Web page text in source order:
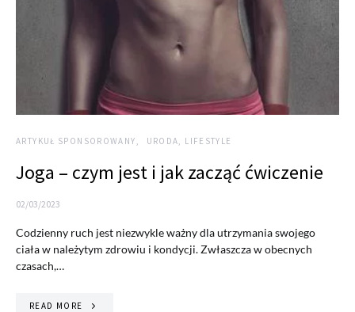
ARTYKUŁ SPONSOROWANY URODA, LIFESTYLE
Joga – czym jest i jak zacząć ćwiczenie
02/03/2023
Codzienny ruch jest niezwykle ważny dla utrzymania swojego
ciała w należytym zdrowiu i kondycji. Zwłaszcza w obecnych
czasach,…
READ MORE